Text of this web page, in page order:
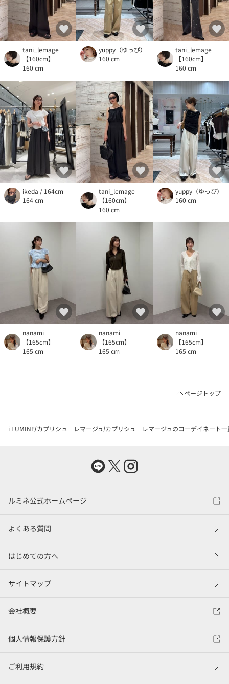
tani_lemage
【160cm】
160 cm
yuppy（ゆっぴ）
160 cm
tani_lemage
【160cm】
160 cm
ikeda / 164cm
164 cm
tani_lemage
【160cm】
160 cm
yuppy（ゆっぴ）
160 cm
nanami
【165cm】
165 cm
nanami
【165cm】
165 cm
nanami
【165cm】
165 cm
ページトップ
i LUMINE カプリシュ レマージュ カプリシュ レマージュのコーデイネート一
ルミネ公式ホームページ
よくある質問
はじめての方へ
サイトマップ
会社概要
個人情報保護方針
ご利用規約